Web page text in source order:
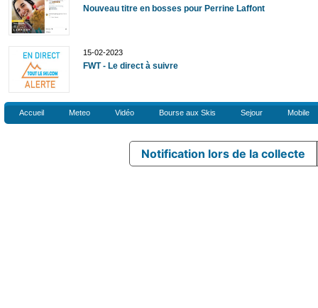
Nouveau titre en bosses pour Perrine Laffont
15-02-2023
FWT - Le direct à suivre
Accueil Meteo Vidéo Bourse aux Skis Sejour Mobile
Notification lors de la collecte